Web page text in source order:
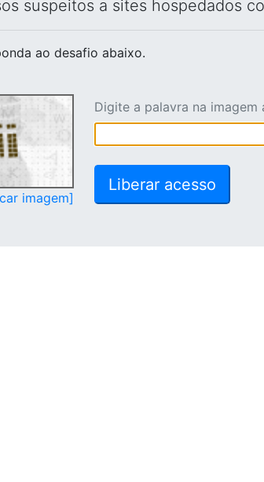
suspeitos a sites hospedados
ao desafio abaixo.
imagem]
Digite a palavra na